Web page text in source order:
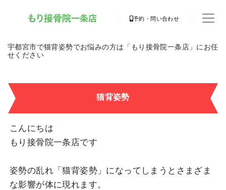
予約・問い合わせ
宇都宮市で猫背姿勢でお悩みの方は「もり接骨院一条店」にお任
せください
猫背姿勢
こんにちは
もり接骨院一条店です
姿勢の乱れ「猫背姿勢」になってしまうとさまざま
な影響が体に現れます。